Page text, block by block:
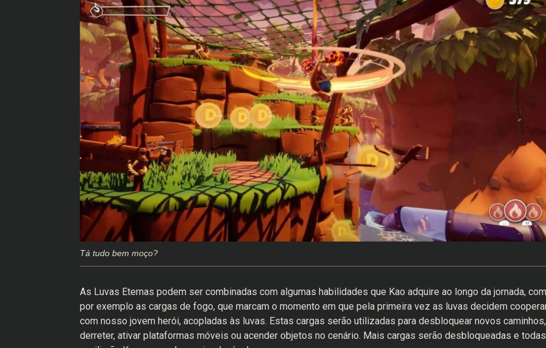
Tá tudo bem moço?
As Luvas Eternas podem ser combinadas com algumas habilidades que Kao adquire ao longo da jornada,
por exemplo as cargas de fogo, que marcam o momento em que pela primeira vez as luvas decidem
com nosso jovem herói, acopladas às luvas. Estas cargas serão utilizadas para desbloquear novos caminhos,
derreter, ativar plataformas móveis ou acender objetos no cenário. Mais cargas serão desbloqueadas e todas